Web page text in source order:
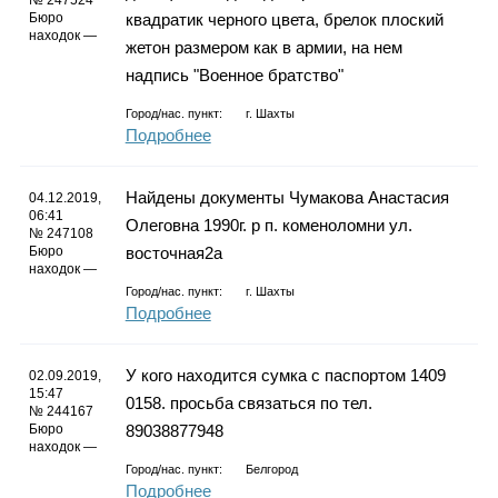
Бюро
находок —
квадратик черного цвета, брелок плоский
жетон размером как в армии, на нем
надпись "Военное братство"
Город/нас. пункт: г. Шахты
Подробнее
04.12.2019,
06:41
№ 247108
Бюро
находок —
Найдены документы Чумакова Анастасия
Олеговна 1990г. р п. коменоломни ул.
восточная2а
Город/нас. пункт: г. Шахты
Подробнее
02.09.2019,
15:47
№ 244167
Бюро
находок —
У кого находится сумка с паспортом 1409
0158. просьба связаться по тел.
89038877948
Город/нас. пункт: Белгород
Подробнее